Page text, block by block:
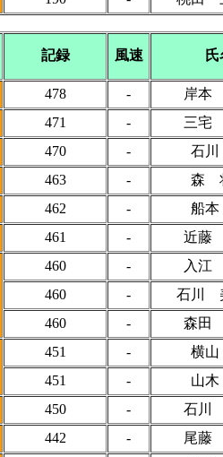
記録 風速
478 -
岸本
471 -
三宅
470 -
石
463 -
森
462 -
船
461 -
近藤
460 -
入江
460
-
石川
460
-
森田
451 -
横
451
-
山
450 -
石川
442 -
尾藤